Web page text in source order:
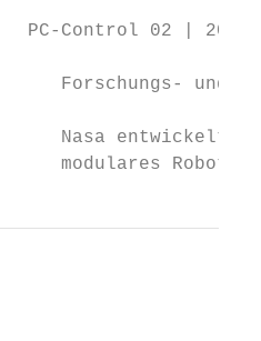
PC-Control 02 | 2016
Forschungs- und
Nasa entwickelt
modulares